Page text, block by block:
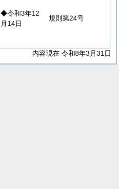
◆令和3年12
月14日
規則第24号
内容現在 令和8年3月31日